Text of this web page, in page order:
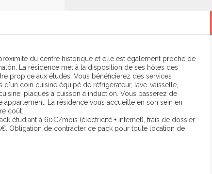
du centre historique et elle est également proche de
La résidence met à la disposition de ses hôtes des
propice aux études. Vous bénéficierez des services
coin cuisine équipé de réfrigérateur, lave-vaisselle,
plaques à cuisson à induction. Vous passerez de
La résidence vous accueille en son sein en
coût.
étudiant à 60€/mois (électricité + internet), frais de dossier
Obligation de contracter ce pack pour toute location de